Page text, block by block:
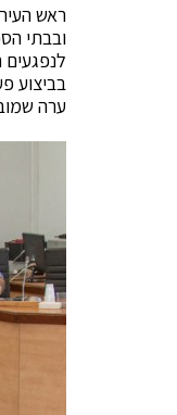
ראש
ובבתי
בביצוע
ערה